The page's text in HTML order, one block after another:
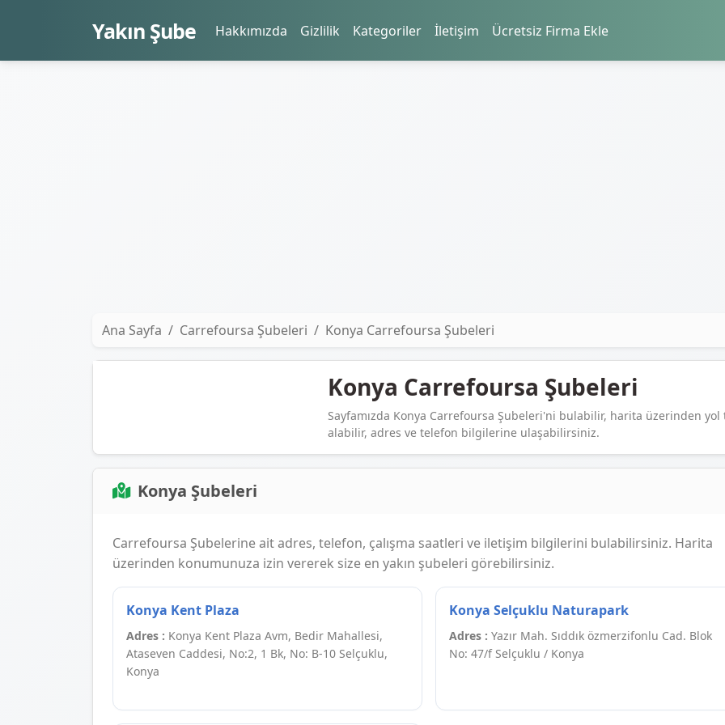
Yakın Şube Hakkımızda Gizlilik Kategoriler İletişim Ücretsiz Firma Ekle
Ana Sayfa
Carrefoursa Şubeleri Konya Carrefoursa Şubeleri
Konya Carrefoursa Şubeleri
Sayfamızda Konya Carrefoursa Şubeleri'ni bulabilir, harita üzerinden yol
alabilir, adres ve telefon bilgilerine ulaşabilirsiniz.
Konya Şubeleri
Carrefoursa Şubelerine ait adres, telefon, çalışma saatleri ve iletişim bilgilerini bulabilirsiniz. Harita
üzerinden konumunuza izin vererek size en yakın şubeleri görebilirsiniz.
Konya Kent Plaza
Adres : Konya Kent Plaza Avm, Bedir Mahallesi,
Ataseven Caddesi, No:2, 1 Bk, No: B-10 Selçuklu,
Konya
Konya Selçuklu Naturapark
Adres : Yazır Mah. Sıddık özmerzifonlu Cad. Blok
No: 47/f Selçuklu / Konya